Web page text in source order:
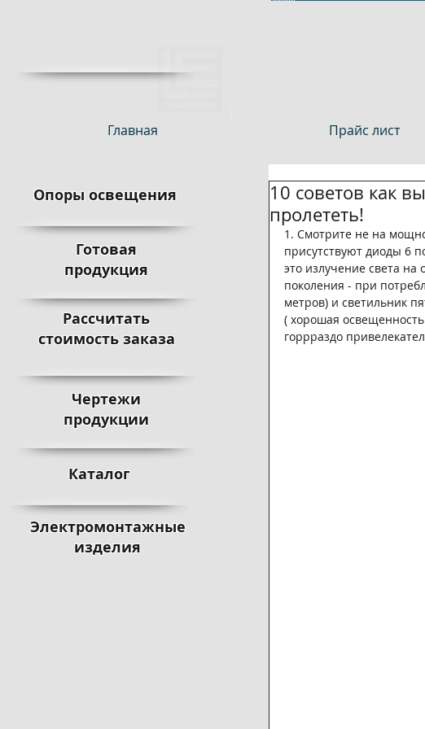
Главная Прайс лист
Опоры освещения
Готовая
продукция
Рассчитать
стоимость заказа
Чертежи
продукции
Каталог
Электромонтажные
изделия
10 советов как
пролететь!
1. Смотрите не на
присутствуют диоды 6
это излучение света на
поколения - при
метров) и светильник
( хорошая
горрраздо